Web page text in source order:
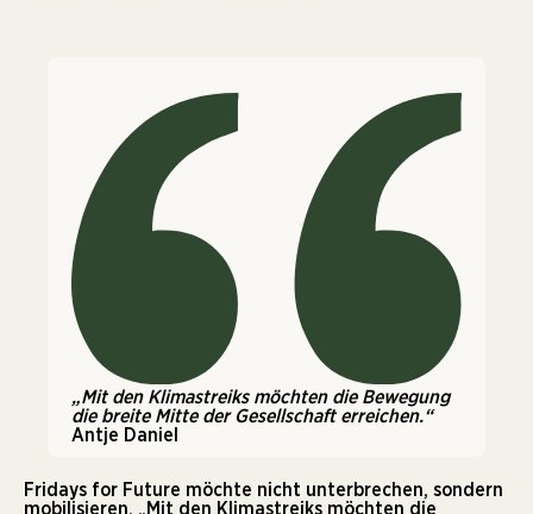
„Mit den Klimastreiks möchten die Bewegung
die breite Mitte der Gesellschaft erreichen.“
Antje Daniel
Fridays for Future möchte nicht unterbrechen, sondern
mobilisieren. „Mit den Klimastreiks möchten die